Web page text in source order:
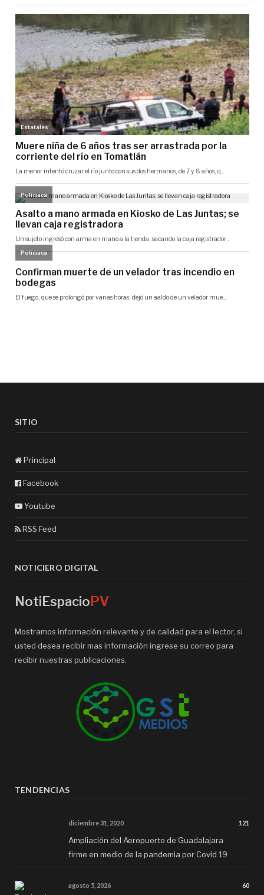
SITIO
Principal
Facebook
Youtube
RSS Feed
NOTICIERO DIGITAL
NotiEspacioPV
Mostramos información relevante y de calidad para el lector, si
usted desea recibir mas información ingrese su correo para
recibir nuestras publicaciones.
TENDENCIAS
diciembre 31, 2020 121
Ampliación del Aeropuerto de Guadalajara
firme en medio de la pandemia por Covid 19
agosto 5, 2026 60